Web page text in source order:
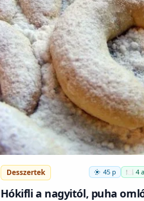
Desszertek 45 p 🍽️ 4
Hókifli a nagyitól, puha